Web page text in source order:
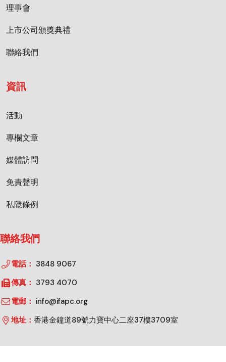
理事會
上市公司頒獎典禮
聯絡我們
資訊
活動
專欄文章
媒體訪問
免責聲明
私隱條例
聯絡我們
電話： 3848 9067
傳真： 3793 4070
電郵： info@ifapc.org
地址： 香港金鐘道89號力寶中心二座37樓3709室